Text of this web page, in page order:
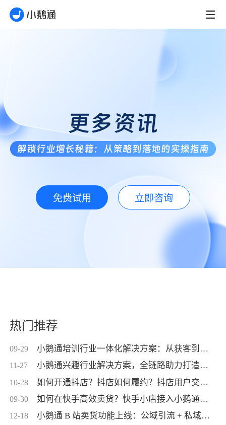
更多资讯
解锁行业增长秘籍：从策略到落地的实操指南
免费试用 立即咨询
热门推荐
09-29 小鹅通培训行业一体化解决方案：从获客到交付，帮你打通增长全链路！
11-27 小鹅通兴趣行业解决方案，全链路助力打造高活跃用户生态！
10-28 如何开通抖店？抖店如何履约？抖店用户交付？抖店如何变现？
09-30 如何在快手高效卖货？快手小店接入小鹅通，转化率直线up！
12-18 小鹅通 B 站卖货功能上线：公域引流 + 私域交付闭环，助力商家高效变现！